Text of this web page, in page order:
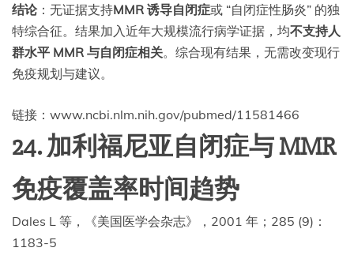
结论：无证据支持MMR 诱导自闭症或 “自闭症性肠炎” 的独
特综合征。结果加入近年大规模流行病学证据，均不支持人
群水平 MMR 与自闭症相关。综合现有结果，无需改变现行
免疫规划与建议。
链接：www.ncbi.nlm.nih.gov/pubmed/11581466
24. 加利福尼亚自闭症与 MMR
免疫覆盖率时间趋势
Dales L 等，《美国医学会杂志》，2001 年；285 (9)：
1183-5